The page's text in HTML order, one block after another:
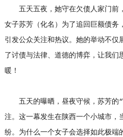
五天五夜，她守在欠债人家门前
女子苏芳（化名）为了追回巨额债务
引发公众关注和热议。她的举动不仅
了讨债与法律、道德的博弈，让我们
暖！
五天的曝晒，昼夜守候，苏芳的“
注。这一幕发生在陕西一个小城市，
纷。为什么一个女子会选择如此极端